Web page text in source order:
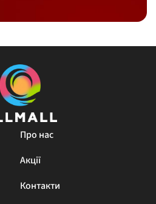
Про нас
Акції
Контакти